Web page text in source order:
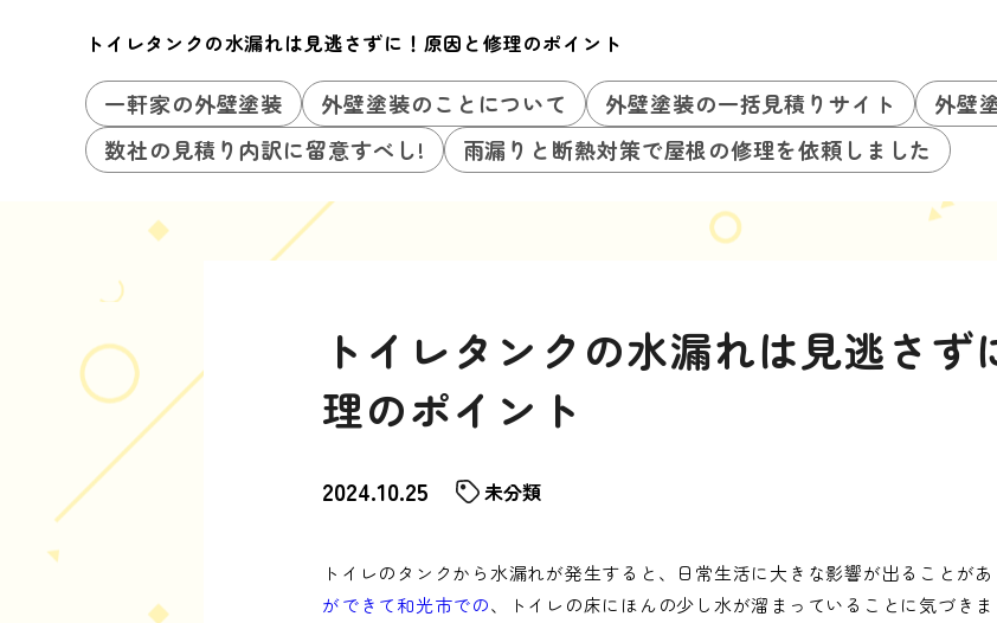
トイレタンクの水漏れは見逃さずに！原因と修理のポイント
一軒家の外壁塗装 外壁塗装のことについて 外壁塗装の一括見積りサイト 外壁
数社の見積り内訳に留意すべし!
雨漏りと断熱対策で屋根の修理を依頼しました
トイレタンクの水漏れは見逃さず
理のポイント
2024.10.25 未分類
トイレのタンクから水漏れが発生すると、日常生活に大きな影響が出ることがあ
ができて和光市での、トイレの床にほんの少し水が溜まっていることに気づき